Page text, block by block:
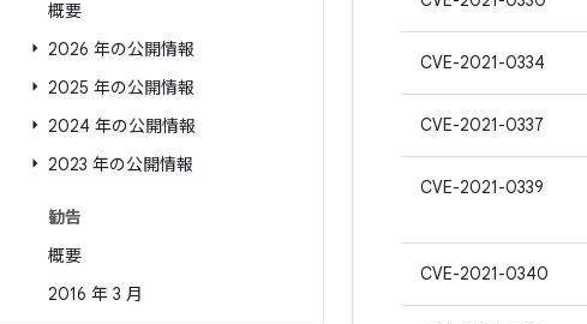
概要
2026 年の公開情報
2025 年の公開情報
2024 年の公開情報
2023 年の公開情報
勧告
概要
2016 年 3 月
CVE-2021-0334
CVE-2021-0337
CVE-2021-0339
CVE-2021-0340